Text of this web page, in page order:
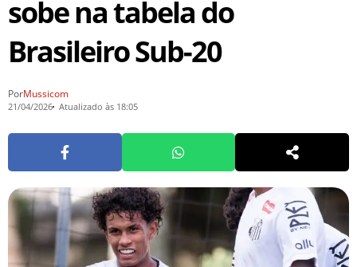
sobe na tabela do
Brasileiro Sub-20
PorMussicom
21/04/2026 Atualizado às 18:05